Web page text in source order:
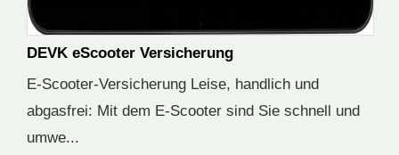
DEVK eScooter Versicherung
E-Scooter-Versicherung Leise, handlich und
abgasfrei: Mit dem E-Scooter sind Sie schnell und
umwe...